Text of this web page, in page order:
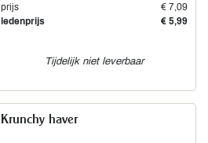
prijs
€ 7,09
ledenprijs
€ 5,99
Tijdelijk niet leverbaar
Krunchy haver